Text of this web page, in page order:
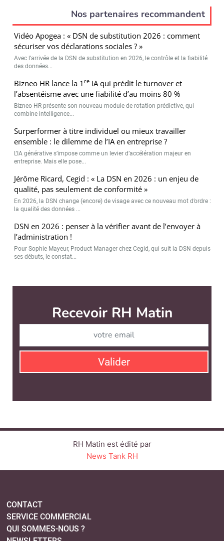
Nos partenaires recommandent
Vidéo Apogea : « DSN de substitution 2026 : comment
sécuriser vos déclarations sociales ? »
Avec l’arrivée de la DSN de substitution en 2026, le contrôle et la fiabilité
des données...
Bizneo HR lance la 1 re IA qui prédit le turnover et
l’absentéisme avec une fiabilité d’au moins 80 %
Bizneo HR présente son nouveau module de rotation prédictive, qui
combine intelligence...
Surperformer à titre individuel ou mieux travailler
ensemble : le dilemme de l’IA en entreprise ?
L’IA générative s’impose comme un levier d’accélération majeur en
entreprise. Mais elle pose...
Jérôme Ricard, Cegid : « La DSN en 2026 : un enjeu de
qualité, pas seulement de conformité »
En 2026, la DSN change (encore) de visage avec ce nouveau mot d’ordre :
la qualité des données ...
DSN en 2026 : penser à la vérifier avant de l’envoyer à
l’administration !
Pour Sophie Mayeur, Product Manager chez Cegid, qui suit la DSN depuis
ses débuts, le constat...
Recevoir RH Matin
Valider
RH Matin est édité par
News Tank RH
CONTACT
SERVICE COMMERCIAL
QUI SOMMES-NOUS ?